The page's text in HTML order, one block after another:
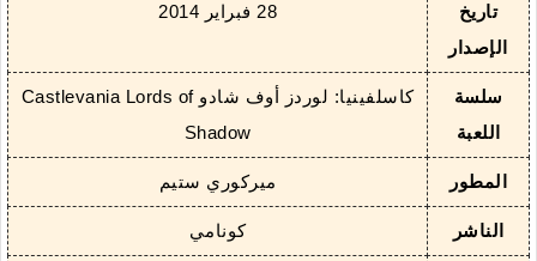
تاريخ
الإصدار
28 فبراير 2014
سلسة
اللعبة
كاسلفينيا: لوردز أوف شادو Castlevania Lords of
Shadow
المطور ميركوري ستيم
الناشر كونامي